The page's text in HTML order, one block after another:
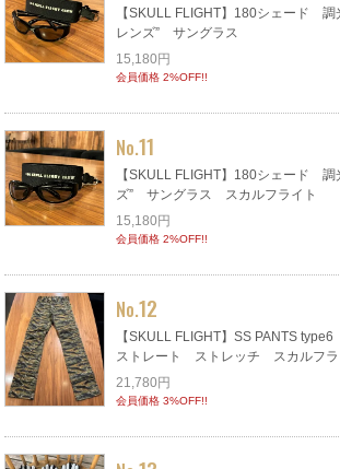
【SKULL FLIGHT】180シェード 調
レンズ” サングラス
15,180円
会員価格 2%OFF!!
No.11
【SKULL FLIGHT】180シェード 調
ズ” サングラス スカルフライト
15,180円
会員価格 2%OFF!!
No.12
【SKULL FLIGHT】SS PANTS
ストレート ストレッチ スカルフラ
21,780円
会員価格 3%OFF!!